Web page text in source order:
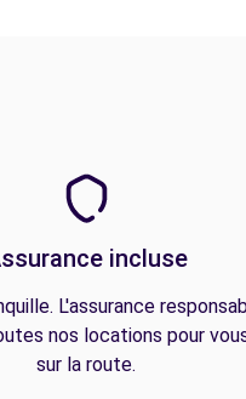
incluse
L'assurance
nos locations pour
sur la route.